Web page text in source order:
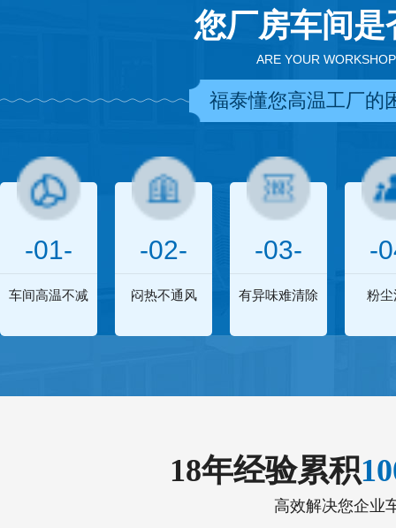
您厂房车间
ARE YOUR
福泰懂您高温工厂的
-01-
车间高温不减
-02-
闷热不通风
-03-
有异味难清除
-
粉尘
18年经验累积
高效解决您企业